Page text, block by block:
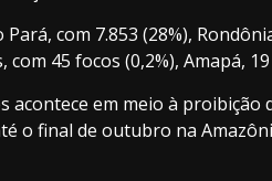
com 7.853 (28%),
com 45 focos (0,2%), Amapá,
acontece em meio à proibição
o final de outubro na